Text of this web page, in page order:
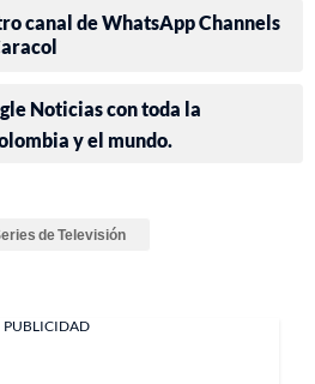
canal de WhatsApp Channels
Noticias con toda la
y el mundo.
de Televisión
PUBLICIDAD